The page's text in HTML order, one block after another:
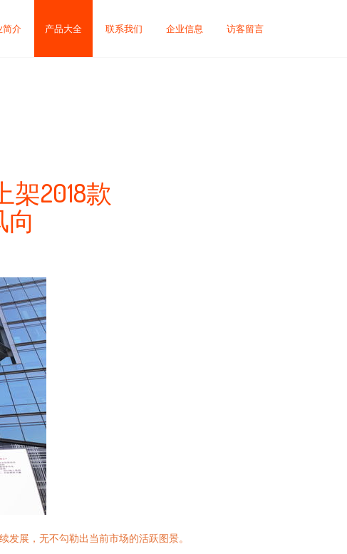
简介 产品大全 联系我们 企业信息 访客留言
2018款
展，无不勾勒出当前市场的活跃图景。